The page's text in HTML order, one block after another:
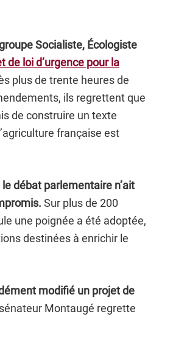
Socialiste, Écologiste
de loi d’urgence pour la
plus de trente heures de
ils regrettent que
de construire un texte
française est
débat parlementaire n’ait
Sur plus de 200
une poignée a été adoptée,
destinées à enrichir le
modifié un projet de
Montaugé regrette